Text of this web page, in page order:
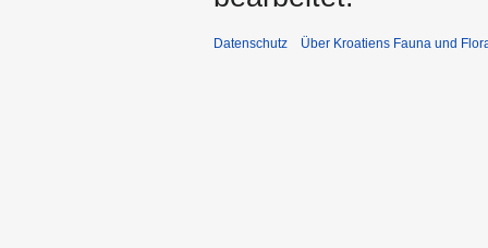
Datenschutz Über Kroatiens Fauna und